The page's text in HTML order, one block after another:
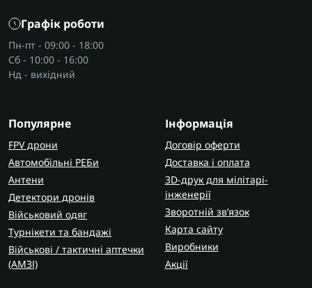
Графік роботи
Пн-пт - 09:00 - 18:00
Сб - 10:00 - 16:00
Нд - вихідний
Популярне
FPV дрони
Автомобільні РЕБи
Антени
Детектори дронів
Військовий одяг
Турнікети та бандажі
Військові / тактичні аптечки
(AMЗІ)
Інформація
Договір оферти
Доставка і оплата
3D-друк для мілітарі-
інженерії
Зворотній зв’язок
Карта сайту
Виробники
Акції